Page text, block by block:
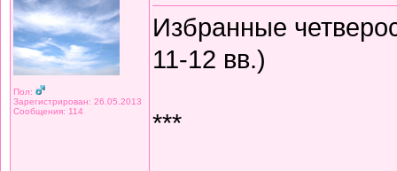
Пол:
Зарегистрирован: 26.05.2013
Сообщения: 114
Избранные
11-12 вв.)
***